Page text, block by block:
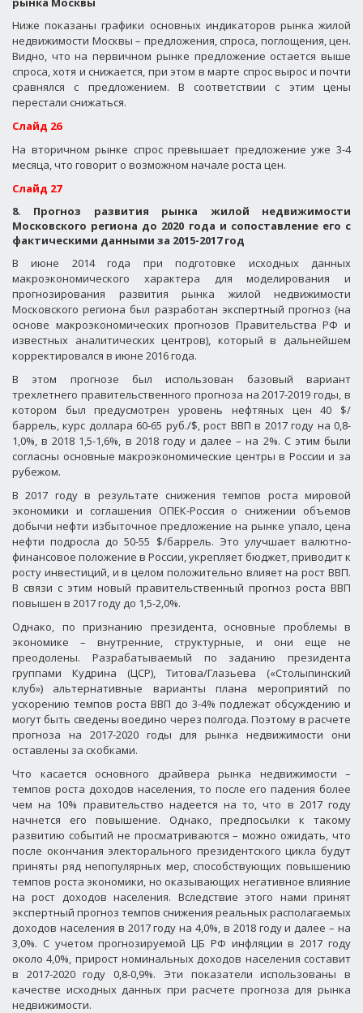
Ниже показаны графики основных индикаторов рынка жилой
недвижимости Москвы – предложения, спроса, поглощения, цен.
Видно, что на первичном рынке предложение остается выше
спроса, хотя и снижается, при этом в марте спрос вырос и почти
сравнялся с предложением. В соответствии с этим цены
перестали снижаться.
Слайд 26
На вторичном рынке спрос превышает предложение уже 3-4
месяца, что говорит о возможном начале роста цен.
Слайд 27
8. Прогноз развития рынка жилой недвижимости
Московского региона до 2020 года и сопоставление его с
фактическими данными за 2015-2017 год
В июне 2014 года при подготовке исходных данных
макроэкономического характера для моделирования и
прогнозирования развития рынка жилой недвижимости
Московского региона был разработан экспертный прогноз (на
основе макроэкономических прогнозов Правительства РФ и
известных аналитических центров), который в дальнейшем
корректировался в июне 2016 года.
В этом прогнозе был использован базовый вариант
трехлетнего правительственного прогноза на 2017-2019 годы, в
котором был предусмотрен уровень нефтяных цен 40 $/
баррель, курс доллара 60-65 руб./$, рост ВВП в 2017 году на 0,8-
1,0%, в 2018 1,5-1,6%, в 2018 году и далее – на 2%. С этим были
согласны основные макроэкономические центры в России и за
рубежом.
В 2017 году в результате снижения темпов роста мировой
экономики и соглашения ОПЕК-Россия о снижении объемов
добычи нефти избыточное предложение на рынке упало, цена
нефти подросла до 50-55 $/баррель. Это улучшает валютно-
финансовое положение в России, укрепляет бюджет, приводит к
росту инвестиций, и в целом положительно влияет на рост ВВП.
В связи с этим новый правительственный прогноз роста ВВП
повышен в 2017 году до 1,5-2,0%.
Однако, по признанию президента, основные проблемы в
экономике – внутренние, структурные, и они еще не
преодолены. Разрабатываемый по заданию президента
группами Кудрина (ЦСР), Титова/Глазьева («Столыпинский
клуб») альтернативные варианты плана мероприятий по
ускорению темпов роста ВВП до 3-4% подлежат обсуждению и
могут быть сведены воедино через полгода. Поэтому в расчете
прогноза на 2017-2020 годы для рынка недвижимости они
оставлены за скобками.
Что касается основного драйвера рынка недвижимости –
темпов роста доходов населения, то после его падения более
чем на 10% правительство надеется на то, что в 2017 году
начнется его повышение. Однако, предпосылки к такому
развитию событий не просматриваются – можно ожидать, что
после окончания электорального президентского цикла будут
приняты ряд непопулярных мер, способствующих повышению
темпов роста экономики, но оказывающих негативное влияние
на рост доходов населения. Вследствие этого нами принят
экспертный прогноз темпов снижения реальных располагаемых
доходов населения в 2017 году на 4,0%, в 2018 году и далее – на
3,0%. С учетом прогнозируемой ЦБ РФ инфляции в 2017 году
около 4,0%, прирост номинальных доходов населения составит
в 2017-2020 году 0,8-0,9%. Эти показатели использованы в
качестве исходных данных при расчете прогноза для рынка
недвижимости.